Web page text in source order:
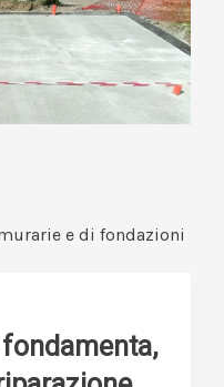
e di fondazioni